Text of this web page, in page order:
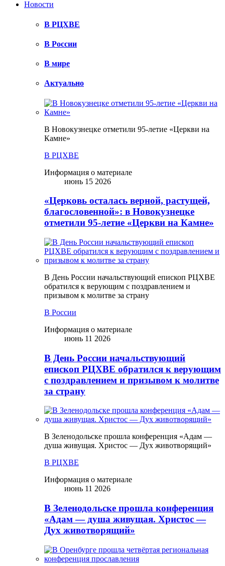
Новости
В РЦХВЕ
В России
В мире
Актуально
В Новокузнецке отметили 95-летие «Церкви на
Камне»
В РЦХВЕ
Информация о материале
июнь 15 2026
«Церковь осталась верной, растущей,
благословенной»: в Новокузнецке
отметили 95-летие «Церкви на Камне»
В День России начальствующий епископ РЦХВЕ
обратился к верующим с поздравлением и
призывом к молитве за страну
В России
Информация о материале
июнь 11 2026
В День России начальствующий
епископ РЦХВЕ обратился к верующим
с поздравлением и призывом к молитве
за страну
В Зеленодольске прошла конференция «Адам —
душа живущая. Христос — Дух животворящий»
В РЦХВЕ
Информация о материале
июнь 11 2026
В Зеленодольске прошла конференция
«Адам — душа живущая. Христос —
Дух животворящий»